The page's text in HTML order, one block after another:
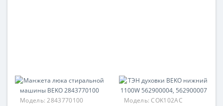
Модель:2843770100 Модель:COK102AC